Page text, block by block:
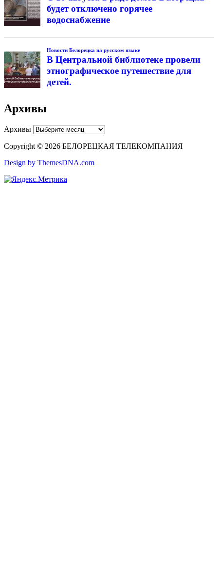
будет отключено горячее
водоснабжение
Новости Белорецка на русском языке
В Центральной библиотеке провели
этнографическое путешествие для
детей.
Архивы
Архивы
Copyright © 2026 БЕЛОРЕЦКАЯ ТЕЛЕКОМПАНИЯ
Design by ThemesDNA.com